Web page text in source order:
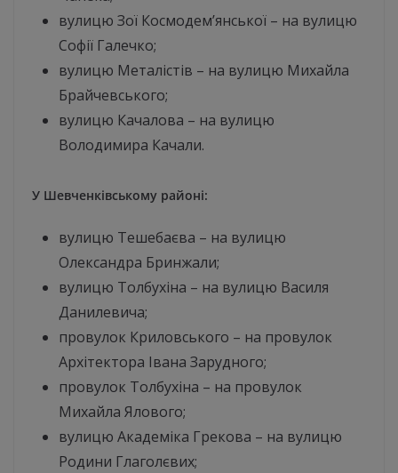
вулицю Зої Космодем’янської – на вулицю
Софії Галечко;
вулицю Металістів – на вулицю Михайла
Брайчевського;
вулицю Качалова – на вулицю
Володимира Качали.
У Шевченківському районі:
вулицю Тешебаєва – на вулицю
Олександра Бринжали;
вулицю Толбухіна – на вулицю Василя
Данилевича;
провулок Криловського – на провулок
Архітектора Івана Зарудного;
провулок Толбухіна – на провулок
Михайла Ялового;
вулицю Академіка Грекова – на вулицю
Родини Глаголєвих;